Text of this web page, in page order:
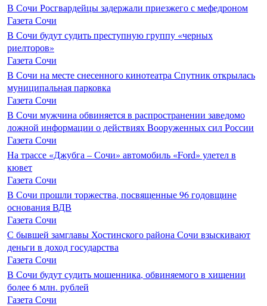
В Сочи Росгвардейцы задержали приезжего с мефедроном
Газета Сочи
В Сочи будут судить преступную группу «черных
риелторов»
Газета Сочи
В Сочи на месте снесенного кинотеатра Спутник открылась
муниципальная парковка
Газета Сочи
В Сочи мужчина обвиняется в распространении заведомо
ложной информации о действиях Вооруженных сил России
Газета Сочи
На трассе «Джубга – Сочи» автомобиль «Ford» улетел в
кювет
Газета Сочи
В Сочи прошли торжества, посвященные 96 годовщине
основания ВДВ
Газета Сочи
С бывшей замглавы Хостинского района Сочи взыскивают
деньги в доход государства
Газета Сочи
В Сочи будут судить мошенника, обвиняемого в хищении
более 6 млн. рублей
Газета Сочи